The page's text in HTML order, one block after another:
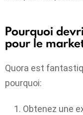
Pourquoi
pour le
Quora est
pourquoi:
Obtenez une